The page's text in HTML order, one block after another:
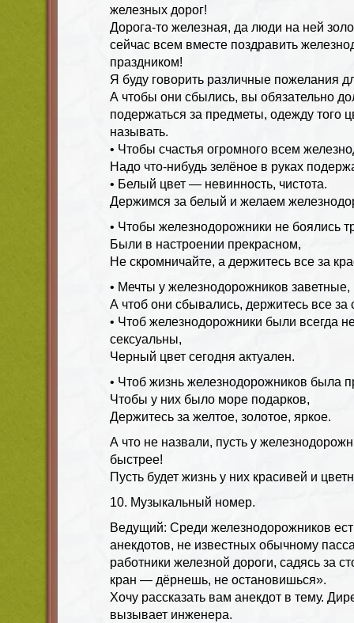
железных дорог!
Дорога-то железная, да люди на ней
сейчас всем вместе поздравить
праздником!
Я буду говорить различные пожелания
А чтобы они сбылись, вы обязательно
подержаться за предметы, одежду того
называть.
• Чтобы счастья огромного всем
Надо что-нибудь зелёное в руках
• Белый цвет — невинность, чистота.
Держимся за белый и желаем
• Чтобы железнодорожники не боялись
Были в настроении прекрасном,
Не скромничайте, а держитесь все за
• Мечты у железнодорожников
А чтоб они сбывались, держитесь все за
• Чтоб железнодорожники были всегда
сексуальны,
Черный цвет сегодня актуален.
• Чтоб жизнь железнодорожников была
Чтобы у них было море подарков,
Держитесь за желтое, золотое, яркое.
А что не назвали, пусть у
быстрее!
Пусть будет жизнь у них красивей и
10. Музыкальный номер.
Ведущий: Среди железнодорожников
анекдотов, не известных обычному
работники железной дороги, садясь за
кран — дёрнешь, не остановишься».
Хочу рассказать вам анекдот в тему.
вызывает инженера.